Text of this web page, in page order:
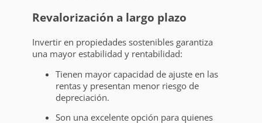
Revalorización a largo plazo
Invertir en propiedades sostenibles garantiza
una mayor estabilidad y rentabilidad:
Tienen mayor capacidad de ajuste en las
rentas y presentan menor riesgo de
depreciación.
Son una excelente opción para quienes